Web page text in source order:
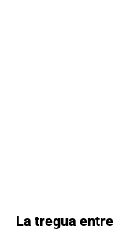
La tregua